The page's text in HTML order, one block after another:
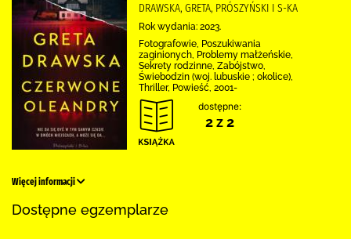
DRAWSKA, GRETA, PRÓSZYŃSKI I S-KA
Rok wydania: 2023.
Fotografowie, Poszukiwania
zaginionych, Problemy małżeńskie,
Sekrety rodzinne, Zabójstwo,
Świebodzin (woj. lubuskie ; okolice),
Thriller, Powieść, 2001-
dostępne:
2 z 2
Więcej informacji
Dostępne egzemplarze